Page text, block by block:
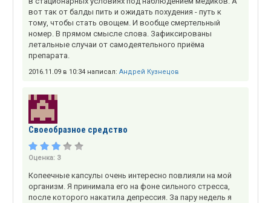
вот так от балды пить и ожидать похудения - путь к
тому, чтобы стать овощем. И вообще смертельный
номер. В прямом смысле слова. Зафиксированы
летальные случаи от самодеятельного приёма
препарата.
2016.11.09 в 10:34 написал: Андрей Кузнецов
Своеобразное средство
Оценка: 3
Копеечные капсулы очень интересно повлияли на мой
организм. Я принимала его на фоне сильного стресса,
после которого накатила депрессия. За пару недель я